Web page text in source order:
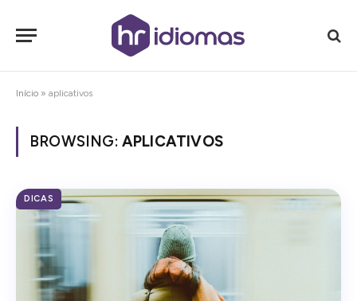
Início » aplicativos
BROWSING: APLICATIVOS
DICAS